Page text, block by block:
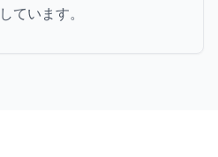
ています。